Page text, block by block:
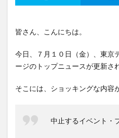
皆さん、こんにちは。
今日、７月１０日（金）、東京
ージのトップニュースが更新さ
そこには、ショッキングな内容
中止するイベント・